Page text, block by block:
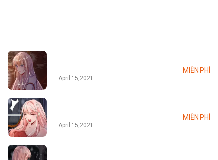
April 15,2021
MIỄN PHÍ
April 15,2021
MIỄN PHÍ